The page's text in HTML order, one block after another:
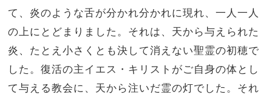
て、炎のような舌が分かれ分かれに現れ、一人一人
の上にとどまりました。それは、天から与えられた
炎、たとえ小さくとも決して消えない聖霊の初穂で
した。復活の主イエス・キリストがご自身の体とし
て与える教会に、天から注いだ霊の灯でした。それ